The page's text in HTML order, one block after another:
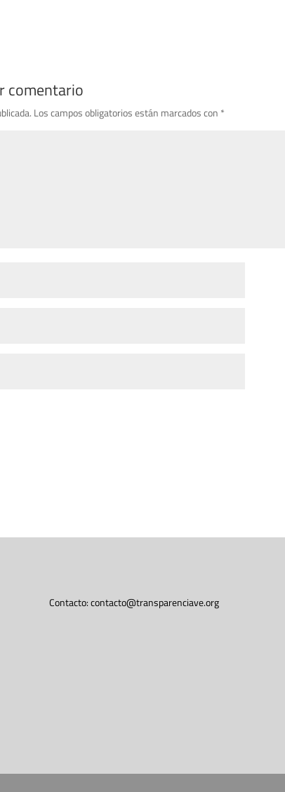
comentario
Los campos obligatorios están marcados con *
Contacto:contacto@transparenciave.org